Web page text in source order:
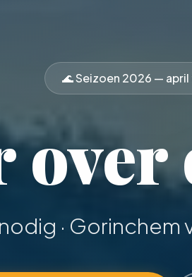
🌊 Seizoen 2026 —
over
· Gorinchem